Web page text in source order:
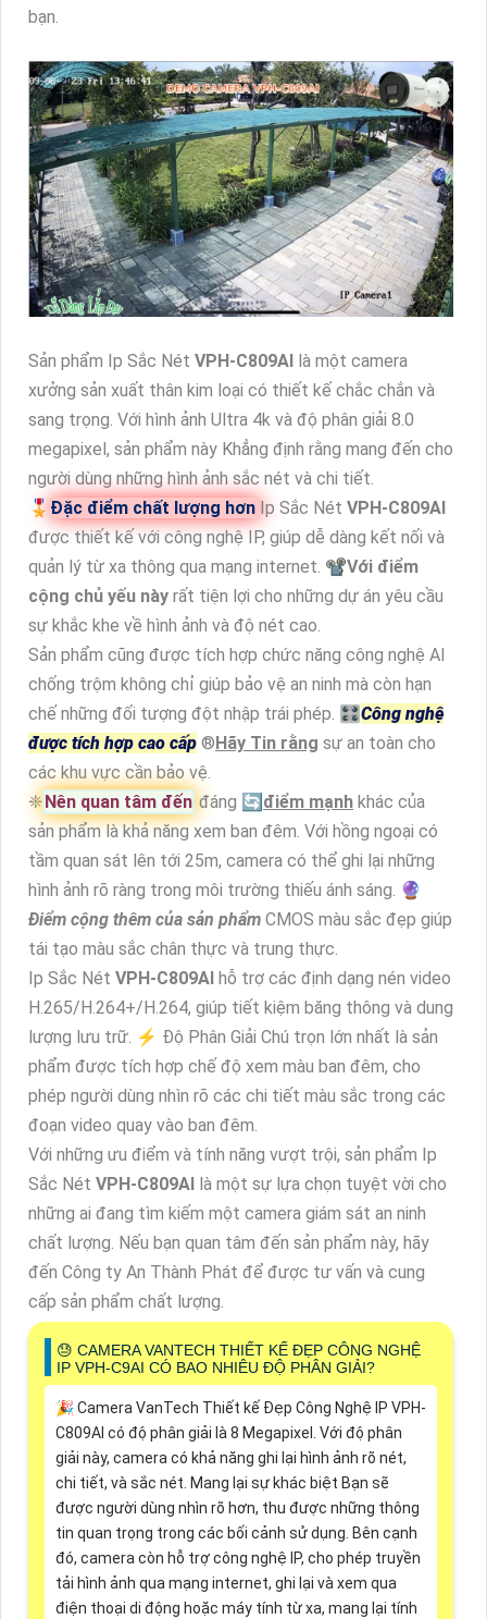
bạn.
Sản phẩm Ip Sắc Nét VPH-C809AI là một camera
xưởng sản xuất thân kim loại có thiết kế chắc chắn và
sang trọng. Với hình ảnh Ultra 4k và độ phân giải 8.0
megapixel, sản phẩm này Khẳng định rằng mang đến cho
người dùng những hình ảnh sắc nét và chi tiết.
🎖️ Đặc điểm chất lượng hơn Ip Sắc Nét VPH-C809AI
được thiết kế với công nghệ IP, giúp dễ dàng kết nối và
quản lý từ xa thông qua mạng internet. 📽Với điểm
cộng chủ yếu này rất tiện lợi cho những dự án yêu cầu
sự khắc khe về hình ảnh và độ nét cao.
Sản phẩm cũng được tích hợp chức năng công nghệ AI
chống trộm không chỉ giúp bảo vệ an ninh mà còn hạn
chế những đối tượng đột nhập trái phép. 🎛Công nghệ
được tích hợp cao cấp ®️Hãy Tin rằng sự an toàn cho
các khu vực cần bảo vệ.
❈Nên quan tâm đến đáng 🔄 điểm mạnh khác của
sản phẩm là khả năng xem ban đêm. Với hồng ngoại có
tầm quan sát lên tới 25m, camera có thể ghi lại những
hình ảnh rõ ràng trong môi trường thiếu ánh sáng. 🔮
Điểm cộng thêm của sản phẩm CMOS màu sắc đẹp giúp
tái tạo màu sắc chân thực và trung thực.
Ip Sắc Nét VPH-C809AI hỗ trợ các định dạng nén video
H.265/H.264+/H.264, giúp tiết kiệm băng thông và dung
lượng lưu trữ. ️⚡ Độ Phân Giải Chú trọn lớn nhất là sản
phẩm được tích hợp chế độ xem màu ban đêm, cho
phép người dùng nhìn rõ các chi tiết màu sắc trong các
đoạn video quay vào ban đêm.
Với những ưu điểm và tính năng vượt trội, sản phẩm Ip
Sắc Nét VPH-C809AI là một sự lựa chọn tuyệt vời cho
những ai đang tìm kiếm một camera giám sát an ninh
chất lượng. Nếu bạn quan tâm đến sản phẩm này, hãy
đến Công ty An Thành Phát để được tư vấn và cung
cấp sản phẩm chất lượng.
😓 CAMERA VANTECH THIẾT KẾ ĐẸP CÔNG NGHỆ
IP VPH-C9AI CÓ BAO NHIÊU ĐỘ PHÂN GIẢI?
️🎉 Camera VanTech Thiết kế Đẹp Công Nghệ IP VPH-
C809AI có độ phân giải là 8 Megapixel. Với độ phân
giải này, camera có khả năng ghi lại hình ảnh rõ nét,
chi tiết, và sắc nét. Mang lại sự khác biệt Bạn sẽ
được người dùng nhìn rõ hơn, thu được những thông
tin quan trọng trong các bối cảnh sử dụng. Bên cạnh
đó, camera còn hỗ trợ công nghệ IP, cho phép truyền
tải hình ảnh qua mạng internet, ghi lại và xem qua
điện thoại di động hoặc máy tính từ xa, mang lại tính